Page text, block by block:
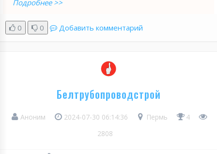
Подробнее >>
0 0 Добавить комментарий
Белтрубопроводстрой
Аноним 2024-07-30 06:14:36 Пермь
4
2808